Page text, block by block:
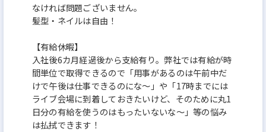
なければ問題ございません。
髪型・ネイルは自由！
【有給休暇】
入社後6カ月経過後から支給有り。弊社では有給が時
間単位で取得できるので「用事があるのは午前中だ
けで午後は仕事できるのにな～」や「17時までには
ライブ会場に到着しておきたいけど、そのために丸1
日分の有給を使うのはもったいないな～」等の悩み
は払拭できます！